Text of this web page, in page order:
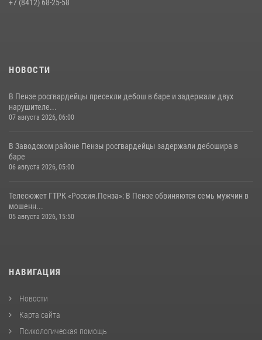
+7 (8412) 68-25-58
НОВОСТИ
В Пензе росгвардейцы пресекли дебош в баре и задержали двух
нарушителе...
07 августа 2026, 06:00
В Заводском районе Пензы росгвардейцы задержали дебошира в
баре
06 августа 2026, 05:00
Телесюжет ГТРК «Россия.Пенза»: В Пензе обвиняются семь мужчин в
мошенн...
05 августа 2026, 15:50
НАВИГАЦИЯ
Новости
Карта сайта
Психологическая помощь